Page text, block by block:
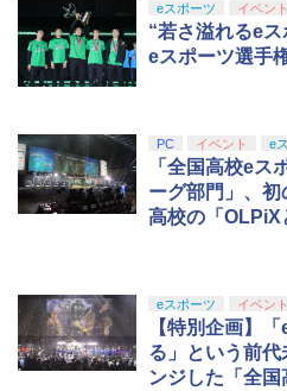
5
【国内正
s X|S 対応
￥14,141
4
劇場版「鬼
窩座再来
【
第三章 蛇
巾着＋メ
しイラスト
￥8,800
eスポーツ イベント
“若さ溢れるe
eスポーツ選手
PC イベント e
「全国高校eス
ーグ部門」、
高校の「OLPiX
eスポーツ イベント
【特別企画】
る」という前
ンジした「全